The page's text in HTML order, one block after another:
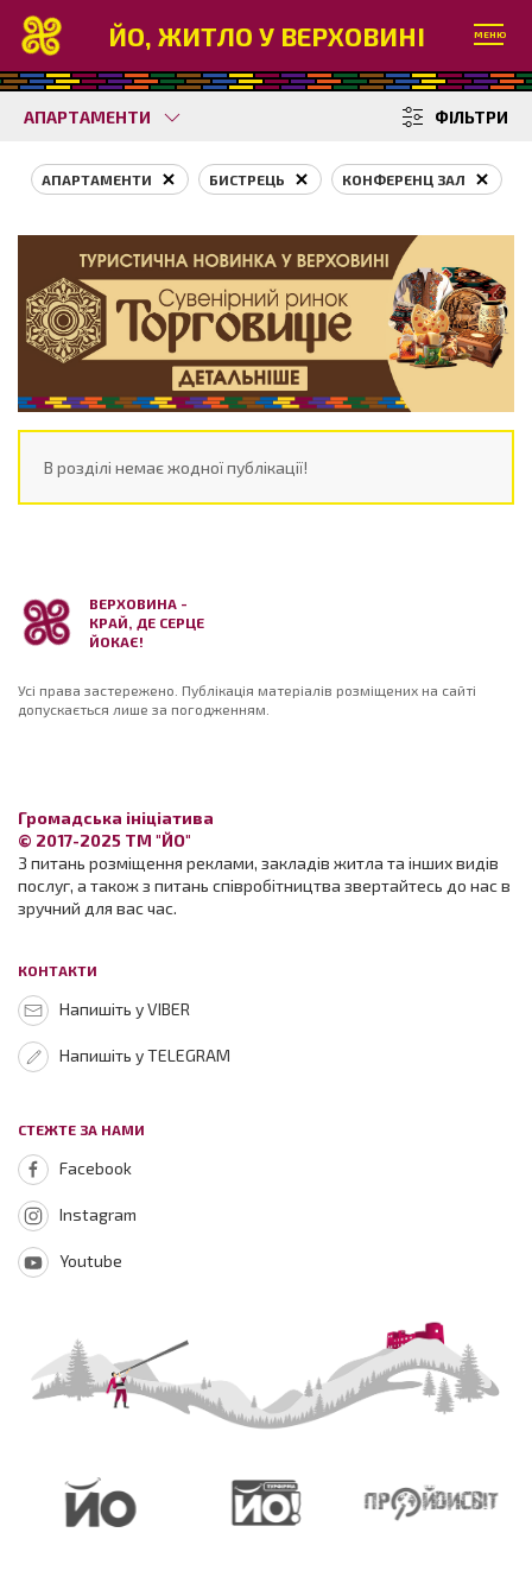
ЙО, ЖИТЛО У ВЕРХОВИНІ МЕНЮ
АПАРТАМЕНТИ ФІЛЬТРИ
АПАРТАМЕНТИ БИСТРЕЦЬ КОНФЕРЕНЦ ЗАЛ
В розділі немає жодної публікації!
ВЕРХОВИНА -
КРАЙ, ДЕ СЕРЦЕ
ЙОКАЄ!
Усі права застережено. Публікація матеріалів розміщених на сайті
допускається лише за погодженням.
Громадська ініціатива
© 2017-2025 ТМ "ЙО"
З питань розміщення реклами, закладів житла та інших видів
послуг, а також з питань співробітництва звертайтесь до нас в
зручний для вас час.
КОНТАКТИ
Напишіть у VIBER
Напишіть у TELEGRAM
СТЕЖТЕ ЗА НАМИ
Facebook
Instagram
Youtube